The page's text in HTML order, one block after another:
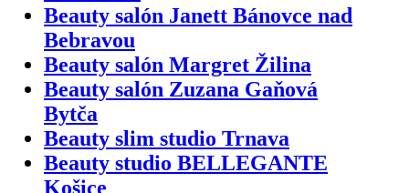
Beauty salón Janett Bánovce nad
Bebravou
Beauty salón Margret Žilina
Beauty salón Zuzana Gaňová
Bytča
Beauty slim studio Trnava
Beauty studio BELLEGANTE
Košice